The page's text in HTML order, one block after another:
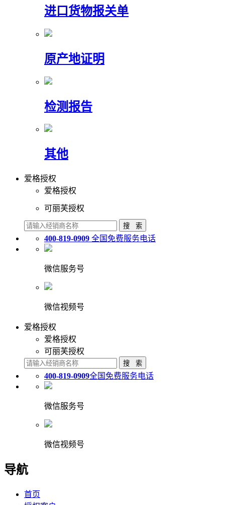
进口货物报关单
原产地证明
检测报告
其他
爱格授权
爱格授权
可丽芙授权
400-819-0909 全国免费服务电话
微信服务号
微信视频号
爱格授权
爱格授权
可丽芙授权
400-819-0909全国免费服务电话
微信服务号
微信视频号
导航
首页